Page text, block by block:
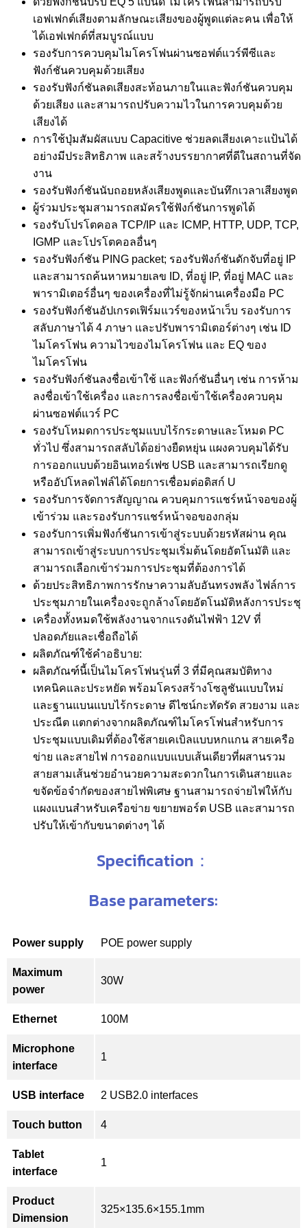
เอฟเฟกต์เสียงตามลักษณะเสียงของผู้พูดแต่ละคน เพื่อให้
ได้เอฟเฟกต์ที่สมบูรณ์แบบ
รองรับการควบคุมไมโครโฟนผ่านซอฟต์แวร์พีซีและ
ฟังก์ชันควบคุมด้วยเสียง
รองรับฟังก์ชันลดเสียงสะท้อนภายในและฟังก์ชันควบคุม
ด้วยเสียง และสามารถปรับความไวในการควบคุมด้วย
เสียงได้
การใช้ปุ่มสัมผัสแบบ Capacitive ช่วยลดเสียงเคาะแป้นได้
อย่างมีประสิทธิภาพ และสร้างบรรยากาศที่ดีในสถานที่จัด
งาน
รองรับฟังก์ชันนับถอยหลังเสียงพูดและบันทึกเวลาเสียงพูด
ผู้ร่วมประชุมสามารถสมัครใช้ฟังก์ชันการพูดได้
รองรับโปรโตคอล TCP/IP และ ICMP, HTTP, UDP, TCP,
IGMP และโปรโตคอลอื่นๆ
รองรับฟังก์ชัน PING packet; รองรับฟังก์ชันดักจับที่อยู่ IP
และสามารถค้นหาหมายเลข ID, ที่อยู่ IP, ที่อยู่ MAC และ
พารามิเตอร์อื่นๆ ของเครื่องที่ไม่รู้จักผ่านเครื่องมือ PC
รองรับฟังก์ชันอัปเกรดเฟิร์มแวร์ของหน้าเว็บ รองรับการ
สลับภาษาได้ 4 ภาษา และปรับพารามิเตอร์ต่างๆ เช่น ID
ไมโครโฟน ความไวของไมโครโฟน และ EQ ของ
ไมโครโฟน
รองรับฟังก์ชันลงชื่อเข้าใช้ และฟังก์ชันอื่นๆ เช่น การห้าม
ลงชื่อเข้าใช้เครื่อง และการลงชื่อเข้าใช้เครื่องควบคุม
ผ่านซอฟต์แวร์ PC
รองรับโหมดการประชุมแบบไร้กระดาษและโหมด PC
ทั่วไป ซึ่งสามารถสลับได้อย่างยืดหยุ่น แผงควบคุมได้รับ
การออกแบบด้วยอินเทอร์เฟซ USB และสามารถเรียกดู
หรืออัปโหลดไฟล์ได้โดยการเชื่อมต่อดิสก์ U
รองรับการจัดการสัญญาณ ควบคุมการแชร์หน้าจอของผู้
เข้าร่วม และรองรับการแชร์หน้าจอของกลุ่ม
รองรับการเพิ่มฟังก์ชันการเข้าสู่ระบบด้วยรหัสผ่าน คุณ
สามารถเข้าสู่ระบบการประชุมเริ่มต้นโดยอัตโนมัติ และ
สามารถเลือกเข้าร่วมการประชุมที่ต้องการได้
ด้วยประสิทธิภาพการรักษาความลับอันทรงพลัง ไฟล์การ
ประชุมภายในเครื่องจะถูกล้างโดยอัตโนมัติหลังการประชุ
เครื่องทั้งหมดใช้พลังงานจากแรงดันไฟฟ้า 12V ที่
ปลอดภัยและเชื่อถือได้
ผลิตภัณฑ์ใช้คำอธิบาย:
ผลิตภัณฑ์นี้เป็นไมโครโฟนรุ่นที่ 3 ที่มีคุณสมบัติทาง
เทคนิคและประหยัด พร้อมโครงสร้างโซลูชันแบบใหม่
และฐานแบนแบบไร้กระดาษ ดีไซน์กะทัดรัด สวยงาม และ
ประณีต แตกต่างจากผลิตภัณฑ์ไมโครโฟนสำหรับการ
ประชุมแบบเดิมที่ต้องใช้สายเคเบิลแบบหกแกน สายเครือ
ข่าย และสายไฟ การออกแบบแบบเส้นเดียวที่ผสานรวม
สายสามเส้นช่วยอำนวยความสะดวกในการเดินสายและ
ขจัดข้อจำกัดของสายไฟพิเศษ ฐานสามารถจ่ายไฟให้กับ
แผงแบนสำหรับเครือข่าย ขยายพอร์ต USB และสามารถ
ปรับให้เข้ากับขนาดต่างๆ ได้
Specification：
Base parameters:
Power supply POE power supply
Maximum
power
30W
Ethernet 100M
Microphone
interface
1
USB interface 2 USB2.0 interfaces
Touch button 4
Tablet
interface
1
Product
Dimension
325×135.6×155.1mm